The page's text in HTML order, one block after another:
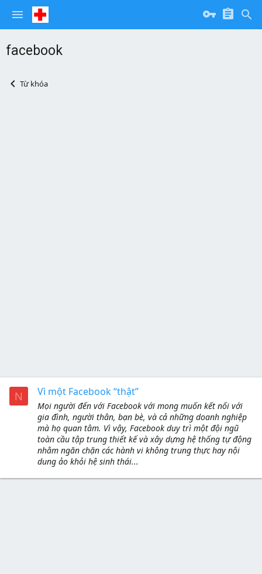
facebook
Từ khóa
N Vì một Facebook “thật”
Mọi người đến với Facebook với mong muốn kết nối với
gia đình, người thân, bạn bè, và cả những doanh nghiệp
mà họ quan tâm. Vì vậy, Facebook duy trì một đội ngũ
toàn cầu tập trung thiết kế và xây dựng hệ thống tự động
nhằm ngăn chặn các hành vi không trung thực hay nội
dung ảo khỏi hệ sinh thái...